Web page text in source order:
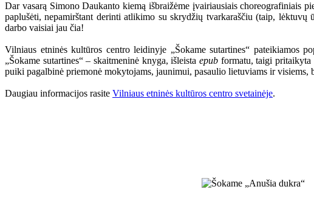
Dar vasarą Simono Daukanto kiemą išbraižėme įvairiausiais choreografiniais
paplušėti, nepamirštant derinti atlikimo su skrydžių tvarkaraščiu (taip, lėktuvų
darbo vaisiai jau čia!
Vilniaus etninės kultūros centro leidinyje „Šokame sutartines“ pateikiamos
„Šokame sutartines“ – skaitmeninė knyga, išleistaepub formatu, taigi pritaikyta
puiki pagalbinė priemonė mokytojams, jaunimui, pasaulio lietuviams ir visiems,
Daugiau informacijos rasite Vilniaus etninės kultūros centro svetainėje.